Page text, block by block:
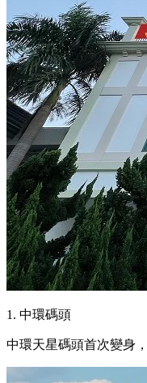
1. 中環碼頭
中環天星碼頭首次變身